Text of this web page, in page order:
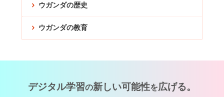
ウガンダの歴史
ウガンダの教育
デジタル学習の新しい可能性を広げる。